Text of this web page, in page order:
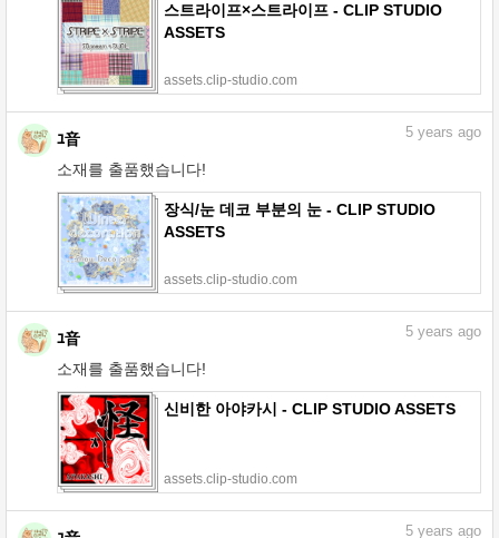
스트라이프×스트라이프 - CLIP STUDIO
ASSETS
assets.clip-studio.com
ﾕ音
소재를 출품했습니다!
5 years ago
장식/눈 데코 부분의 눈 - CLIP STUDIO
ASSETS
assets.clip-studio.com
ﾕ音
소재를 출품했습니다!
5 years ago
신비한 아야카시 - CLIP STUDIO ASSETS
assets.clip-studio.com
5 years ago